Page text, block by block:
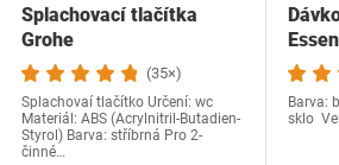
Splachovací tlačítka
Grohe
(35×)
Splachovaí tlačítko Určení: wc
Materiál: ABS (Acrylnitril-Butadien-
Styrol) Barva: stříbrná Pro 2-
činné…
Barva:
sklo